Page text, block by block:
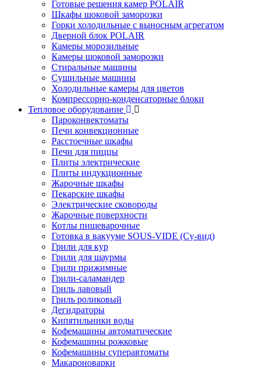
Готовые решения камер POLAIR
Шкафы шоковой заморозки
Горки холодильные с выносным агрегатом
Дверной блок POLAIR
Камеры морозильные
Камеры шоковой заморозки
Стиральные машины
Сушильные машины
Холодильные камеры для цветов
Компрессорно-конденсаторные блоки
Тепловое оборудование
Пароконвектоматы
Печи конвекционные
Расстоечные шкафы
Печи для пиццы
Плиты электрические
Плиты индукционные
Жарочные шкафы
Пекарские шкафы
Электрические сковороды
Жарочные поверхности
Котлы пищеварочные
Готовка в вакууме SOUS-VIDE (Су-вид)
Грили для кур
Грили для шаурмы
Грили прижимные
Грили-саламандер
Гриль лавовый
Гриль роликовый
Дегидраторы
Кипятильники воды
Кофемашины автоматические
Кофемашины рожковые
Кофемашины суперавтоматы
Макароноварки